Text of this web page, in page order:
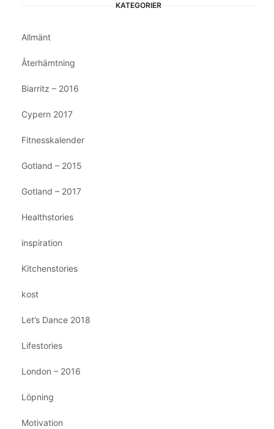
KATEGORIER
Allmänt
Återhämtning
Biarritz – 2016
Cypern 2017
Fitnesskalender
Gotland – 2015
Gotland – 2017
Healthstories
inspiration
Kitchenstories
kost
Let’s Dance 2018
Lifestories
London – 2016
Löpning
Motivation